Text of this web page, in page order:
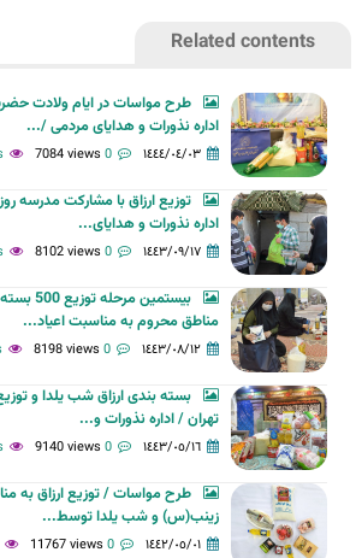
Related contents
طرح مواسات در ایام ولادت
اداره نذورات و هدایای مردمی /...
١٤٤٤/٠٤/٠٣ 0 comments
7084 views
توزیع ارزاق با مشارکت مدرسه
اداره نذورات و هدایای...
١٤٤٣/٠٩/١٧ 0 comments
8102 views
بیستمین
مناطق محروم به مناسبت اعیاد...
١٤٤٣/٠٨/١٢ 0 comments
8198 views
بسته بندی ارزاق شب یلدا و
تهران / اداره نذورات و...
١٤٤٣/٠٥/١٦ 0 comments
9140 views
طرح مواسات / توزیع ارزاق به
زینب(س) و شب یلدا توسط...
١٤٤٢/٠٥/٠١ 0 comments
11767 views